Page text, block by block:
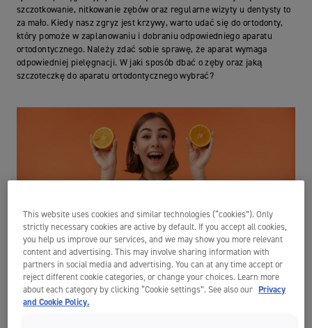
szczotkowanie, nitkowanie zębów oraz regularne wizyty u dentysty to
za mało. Kiedy nasz zgryz jest krzywy, warto udać się do ortodonty,
który pomoże w zaplanowaniu i dobraniu odpowiedniego aparatu
ortodontycznego. Należy zdać sobie sprawę, że aparat wymaga
odpowiedniej pielęgnacji. W jaki sposób dbać o zęby oraz jaką
szczoteczkę do aparatu ortodontycznego wybrać?
This website uses cookies and similar technologies (“cookies”). Only
strictly necessary cookies are active by default. If you accept all cookies,
you help us improve our services, and we may show you more relevant
content and advertising. This may involve sharing information with
partners in social media and advertising. You can at any time accept or
reject different cookie categories, or change your choices. Learn more
about each category by clicking “Cookie settings”. See also our Privacy
and Cookie Policy.